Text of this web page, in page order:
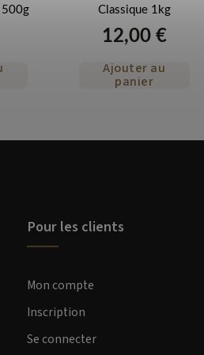
500g
Classique 1kg
12,00 €
Ajouter au
panier
Pour les clients
Mon compte
Inscription
Se connecter